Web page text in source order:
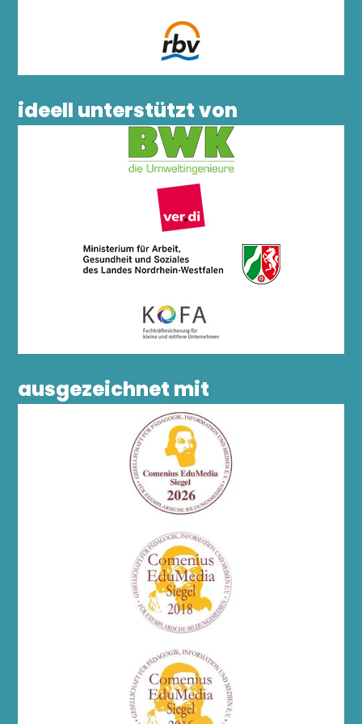
ideell unterstützt von
ausgezeichnet mit